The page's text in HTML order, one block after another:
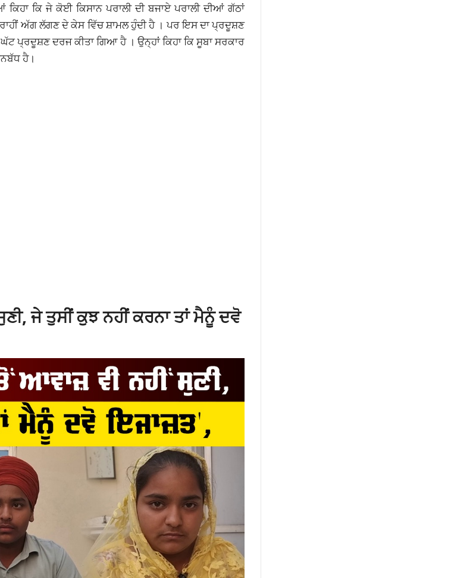
ਕਿ ਜੇ ਕੋਈ ਕਿਸਾਨ ਪਰਾਲੀ ਦੀ ਬਜਾਏ ਪਰਾਲੀ ਦੀਆਂ ਗੱਠਾਂ
ਅੱਗ ਲੱਗਣ ਦੇ ਕੇਸ ਵਿੱਚ ਸ਼ਾਮਲ ਹੁੰਦੀ ਹੈ । ਪਰ ਇਸ ਦਾ ਪ੍ਰਦੂਸ਼ਣ
ਪ੍ਰਦੂਸ਼ਣ ਦਰਜ ਕੀਤਾ ਗਿਆ ਹੈ । ਉਨ੍ਹਾਂ ਕਿਹਾ ਕਿ ਸੂਬਾ ਸਰਕਾਰ
ਹੈ।
ਜੇ ਤੁਸੀਂ ਕੁਝ ਨਹੀਂ ਕਰਨਾ ਤਾਂ ਮੈਨੂੰ ਦਵੋ